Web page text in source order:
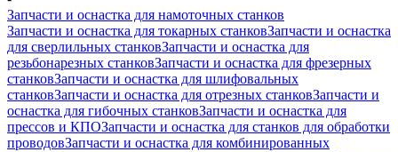
Запчасти и оснастка для намоточных станков
Запчасти и оснастка для токарных станковЗапчасти и оснастка
для сверлильных станковЗапчасти и оснастка для
резьбонарезных станковЗапчасти и оснастка для фрезерных
станковЗапчасти и оснастка для шлифовальных
станковЗапчасти и оснастка для отрезных станковЗапчасти и
оснастка для гибочных станковЗапчасти и оснастка для
прессов и КПОЗапчасти и оснастка для станков для обработки
проводовЗапчасти и оснастка для комбинированных